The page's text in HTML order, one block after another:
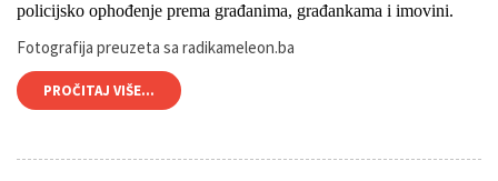
policijsko ophođenje prema građanima, građankama i imovini.
Fotografija preuzeta sa radikameleon.ba
PROČITAJ VIŠE...